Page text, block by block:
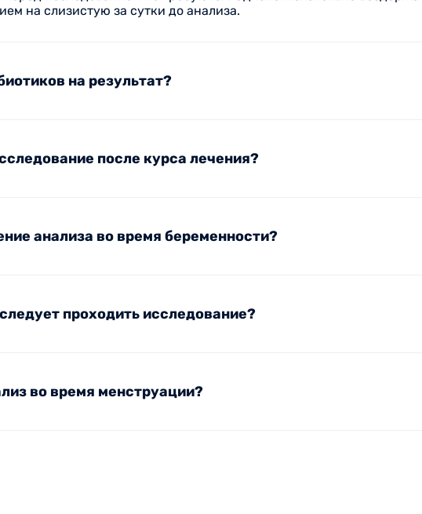
на слизистую за сутки до анализа.
на результат?
после курса лечения?
анализа во время беременности?
проходить исследование?
во время менструации?